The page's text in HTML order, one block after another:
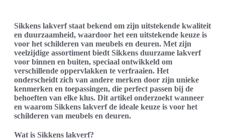
Sikkens lakverf staat bekend om zijn uitstekende kwaliteit
en duurzaamheid, waardoor het een uitstekende keuze is
voor het schilderen van meubels en deuren. Met zijn
veelzijdige assortiment biedt Sikkens duurzame lakverf
voor binnen en buiten, speciaal ontwikkeld om
verschillende oppervlakken te verfraaien. Het
onderscheidt zich van andere merken door zijn unieke
kenmerken en toepassingen, die perfect passen bij de
behoeften van elke klus. Dit artikel onderzoekt wanneer
en waarom Sikkens lakverf de ideale keuze is voor het
schilderen van meubels en deuren.
Wat is Sikkens lakverf?